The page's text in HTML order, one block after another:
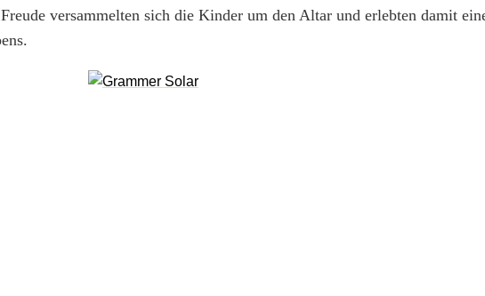
versammelten sich die Kinder um den Altar und erlebten damit